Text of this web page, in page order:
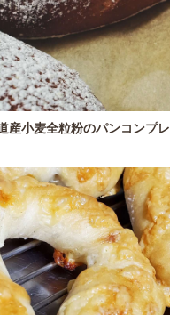
産小麦全粒粉のパンコンプレ